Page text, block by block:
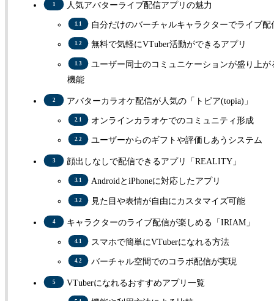
人気アバターライブ配信アプリの魅力
自分だけのバーチャルキャラクターでライブ配
無料で気軽にVTuber活動ができるアプリ
ユーザー同士のコミュニケーションが盛り上が
機能
アバターカラオケ配信が人気の「トピア(topia)」
オンラインカラオケでのコミュニティ形成
ユーザーからのギフトや評価しあうシステム
顔出しなしで配信できるアプリ「REALITY」
AndroidとiPhoneに対応したアプリ
見た目や表情が自由にカスタマイズ可能
キャラクターのライブ配信が楽しめる「IRIAM」
スマホで簡単にVTuberになれる方法
バーチャル空間でのコラボ配信が実現
VTuberになれるおすすめアプリ一覧